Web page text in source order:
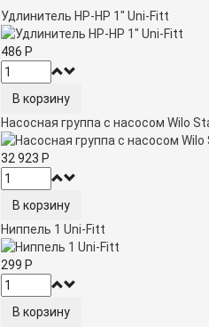
Удлинитель НР-НР 1" Uni-Fitt
486 Р
Насосная группа с насосом Wilo
32 923 Р
Ниппель 1 Uni-Fitt
299 Р